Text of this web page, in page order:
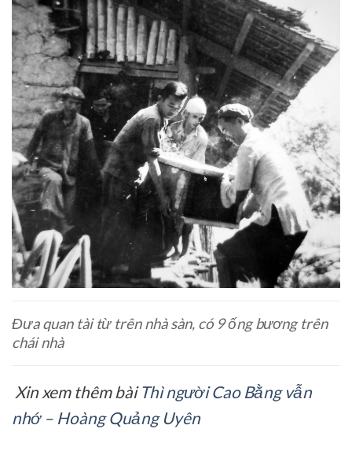
Đưa quan tài từ trên nhà sàn, có 9 ống bương trên
chái nhà
Xin xem thêm bàiThì người Cao Bằng vẫn
nhớ – Hoàng Quảng Uyên